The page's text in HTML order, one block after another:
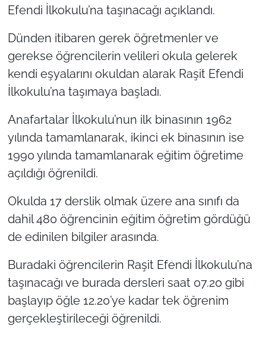
Efendi İlkokulu’na taşınacağı açıklandı.
Dünden itibaren gerek öğretmenler ve
gerekse öğrencilerin velileri okula gelerek
kendi eşyalarını okuldan alarak Raşit Efendi
İlkokulu’na taşımaya başladı.
Anafartalar İlkokulu’nun ilk binasının 1962
yılında tamamlanarak, ikinci ek binasının ise
1990 yılında tamamlanarak eğitim öğretime
açıldığı öğrenildi.
Okulda 17 derslik olmak üzere ana sınıfı da
dahil 480 öğrencinin eğitim öğretim gördüğü
de edinilen bilgiler arasında.
Buradaki öğrencilerin Raşit Efendi İlkokulu’na
taşınacağı ve burada dersleri saat 07.20 gibi
başlayıp öğle 12.20’ye kadar tek öğrenim
gerçekleştirileceği öğrenildi.
Flaş Haber
Dış Haberler
Magazin
Bilim Teknoloji
English News
Canlı Maç
Finans
Gündem-Eğitim